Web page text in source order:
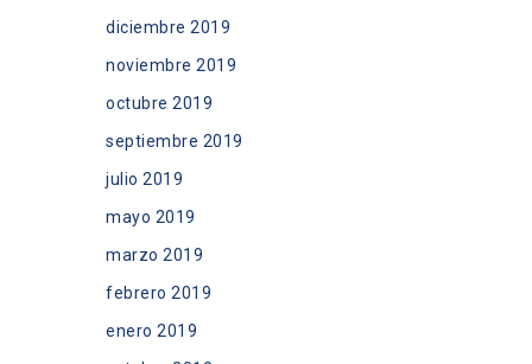
diciembre 2019
noviembre 2019
octubre 2019
septiembre 2019
julio 2019
mayo 2019
marzo 2019
febrero 2019
enero 2019